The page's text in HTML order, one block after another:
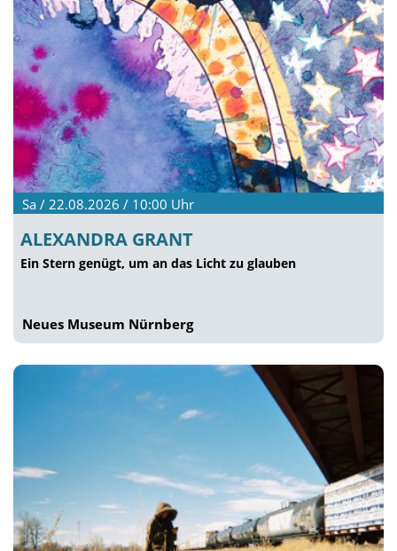
Sa / 22.08.2026 / 10:00 Uhr
ALEXANDRA GRANT
Ein Stern genügt, um an das Licht zu glauben
Neues Museum Nürnberg